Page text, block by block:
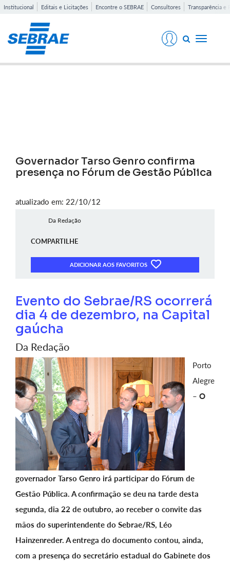
Institucional Editais e Licitações Encontre o SEBRAE Consultores Transparência e
Toggle
Governador Tarso Genro confirma
presença no Fórum de Gestão Pública
atualizado em: 22/10/12
Da Redação
COMPARTILHE
ADICIONAR AOS FAVORITOS
Evento do Sebrae/RS ocorrerá
dia 4 de dezembro, na Capital
gaúcha
Da Redação
Porto
Alegre
– O
governador Tarso Genro irá participar do Fórum de
Gestão Pública. A confirmação se deu na tarde desta
segunda, dia 22 de outubro, ao receber o convite das
mãos do superintendente do Sebrae/RS, Léo
Hainzenreder. A entrega do documento contou, ainda,
com a presença do secretário estadual do Gabinete dos